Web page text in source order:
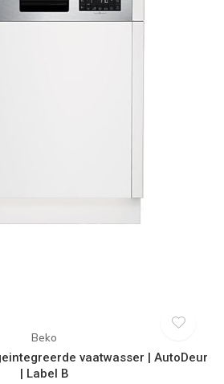
Beko
vaatwasser | AutoDeur
| Label B